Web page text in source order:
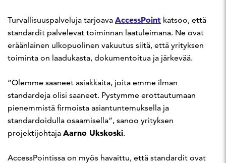
Turvallisuuspalveluja tarjoava AccessPoint katsoo, että
standardit palvelevat toiminnan laatuleimana. Ne ovat
eräänlainen ulkopuolinen vakuutus siitä, että yrityksen
toiminta on laadukasta, dokumentoitua ja järkevää.
”Olemme saaneet asiakkaita, joita emme ilman
standardeja olisi saaneet. Pystymme erottautumaan
pienemmistä firmoista asiantuntemuksella ja
standardoidulla osaamisella”, sanoo yrityksen
projektijohtaja Aarno Ukskoski.
AccessPointissa on myös havaittu, että standardit ovat